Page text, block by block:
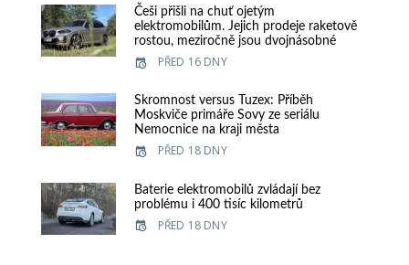
Češi přišli na chuť ojetým
elektromobilům. Jejich prodeje raketově
rostou, meziročně jsou dvojnásobné
PŘED 16 DNY
Skromnost versus Tuzex: Příběh
Moskviče primáře Sovy ze seriálu
Nemocnice na kraji města
PŘED 18 DNY
Baterie elektromobilů zvládají bez
problému i 400 tisíc kilometrů
PŘED 18 DNY